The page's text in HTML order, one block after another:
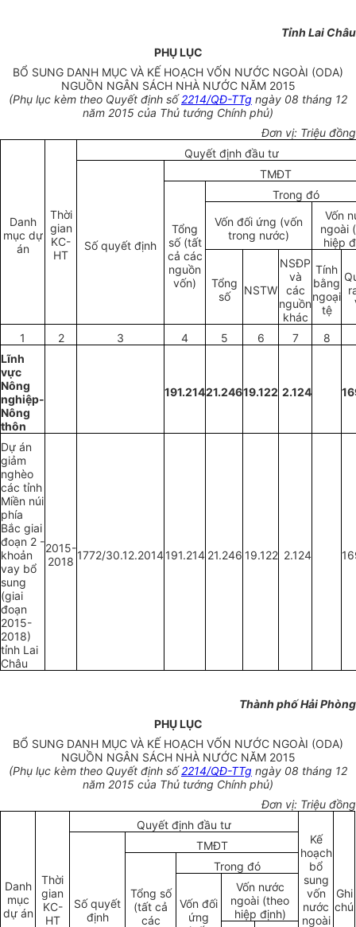
Tỉnh Lai Châu
PHỤ LỤC
BỔ SUNG DANH MỤC VÀ KẾ HOẠCH VỐN NƯỚC NGOÀI (ODA)
NGUỒN NGÂN SÁCH NHÀ NƯỚC NĂM 2015
(Phụ lục kèm theo Quyết định số2214/QĐ-TTg ngày 08 tháng 12
năm 2015 của Thủ tướng Chính phủ)
Đơn vị: Triệu đồng
Danh
mục dự
án
Thời
gian
KC-
HT
Quyết định đầu tư
Số quyết định
TMĐT
Tổng
số (tất
cả các
nguồn
vốn)
Trong đó
Vốn đối ứng (vốn
trong nước)
Vốn
ngoài
hiệp
Tổng
số
NSTW
NSĐP
và
các
nguồn
khác
Tính
bằng
ngoại
tệ
1 2 3 4 5 6 7
8
Lĩnh
vực
Nông
nghiệp-
Nông
thôn
191.21421.24619.122 2.124
Dự án
giảm
nghèo
các tỉnh
Miền núi
phía
Bắc giai
đoạn 2 -
khoản
vay bổ
sung
(giai
đoạn
2015-
2018)
tỉnh Lai
Châu
2015-
2018 1772/30.12.2014191.214 21.246 19.122 2.124
Thành phố Hải Phòng
PHỤ LỤC
BỔ SUNG DANH MỤC VÀ KẾ HOẠCH VỐN NƯỚC NGOÀI (ODA)
NGUỒN NGÂN SÁCH NHÀ NƯỚC NĂM 2015
(Phụ lục kèm theo Quyết định số2214/QĐ-TTg ngày 08 tháng 12
năm 2015 của Thủ tướng Chính phủ)
Đơn vị: Triệu đồng
Danh
mục
dự án
Thời
gian
KC-
HT
Quyết định đầu tư
Kế
hoạch
bổ
sung
vốn
nước
ngoài
Ghi
chú
Số quyết
định
TMĐT
Tổng số
(tất cả
các
Trong đó
Vốn đối
ứng
Vốn nước
ngoài (theo
hiệp định)